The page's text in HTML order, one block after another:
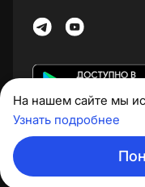
Copyright
На нашем сайте мы
Узнать подробнее